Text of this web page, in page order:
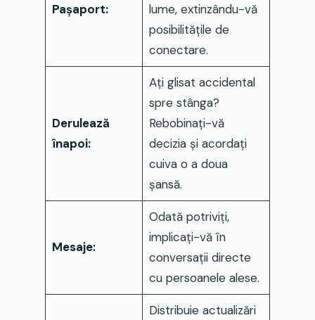
Pașaport:
lume, extinzându-vă
posibilitățile de
conectare.
Derulează
înapoi:
Ați glisat accidental
spre stânga?
Rebobinați-vă
decizia și acordați
cuiva o a doua
șansă.
Mesaje:
Odată potriviți,
implicați-vă în
conversații directe
cu persoanele alese.
Distribuie actualizări